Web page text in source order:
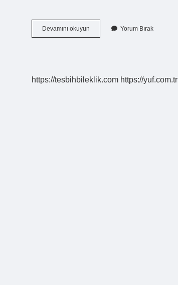
Devamını okuyun Belgelendirme
Programı
Yorum Bırak
https://tesbihbileklik.com https://yuf.com.tr